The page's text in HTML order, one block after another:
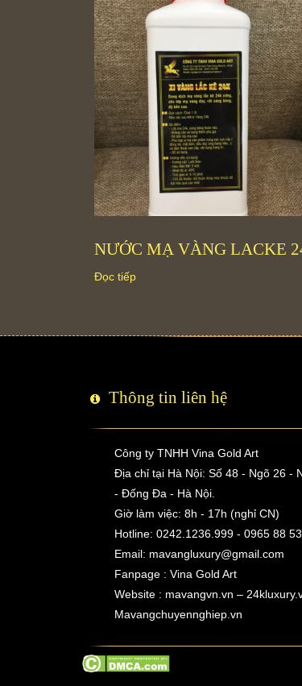
NƯỚC MẠ VÀNG LACKE
Đọc tiếp
Thông tin liên hệ
Công ty TNHH Vina Gold Art
Địa chỉ tại Hà Nội: Số 48 - Ngõ 26 -
- Đống Đa - Hà Nội.
Giờ làm việc: 8h - 17h (nghỉ CN)
Hotline: 0242.1236.999 - 0965 88
Email: mavangluxury@gmail.com
Fanpage : Vina Gold Art
Website : mavangvn.vn –
Mavangchuyennghiep.vn